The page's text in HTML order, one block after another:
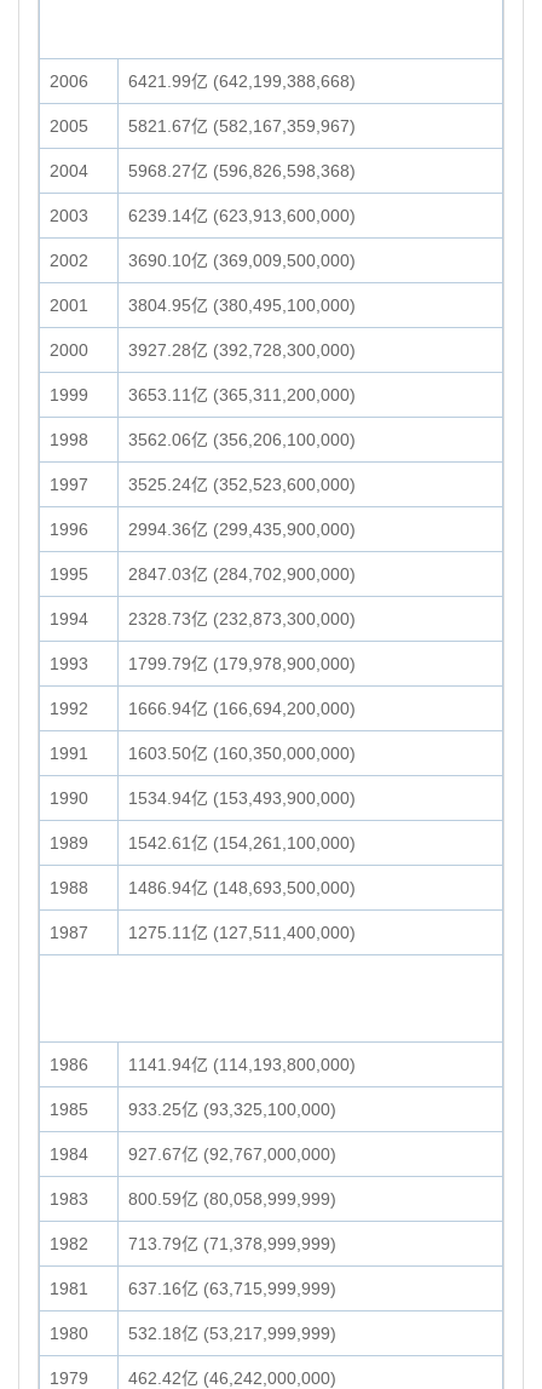
2006 6421.99亿 (642,199,388,668)
2005 5821.67亿 (582,167,359,967)
2004 5968.27亿 (596,826,598,368)
2003 6239.14亿 (623,913,600,000)
2002 3690.10亿 (369,009,500,000)
2001 3804.95亿 (380,495,100,000)
2000 3927.28亿 (392,728,300,000)
1999 3653.11亿 (365,311,200,000)
1998 3562.06亿 (356,206,100,000)
1997 3525.24亿 (352,523,600,000)
1996 2994.36亿 (299,435,900,000)
1995 2847.03亿 (284,702,900,000)
1994 2328.73亿 (232,873,300,000)
1993 1799.79亿 (179,978,900,000)
1992 1666.94亿 (166,694,200,000)
1991 1603.50亿 (160,350,000,000)
1990 1534.94亿 (153,493,900,000)
1989 1542.61亿 (154,261,100,000)
1988 1486.94亿 (148,693,500,000)
1987 1275.11亿 (127,511,400,000)
1986 1141.94亿 (114,193,800,000)
1985 933.25亿 (93,325,100,000)
1984 927.67亿 (92,767,000,000)
1983 800.59亿 (80,058,999,999)
1982 713.79亿 (71,378,999,999)
1981 637.16亿 (63,715,999,999)
1980 532.18亿 (53,217,999,999)
1979 462.42亿 (46,242,000,000)